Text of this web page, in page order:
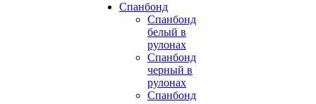
Спанбонд
Спанбонд
белый в
рулонах
Спанбонд
черный в
рулонах
Спанбонд